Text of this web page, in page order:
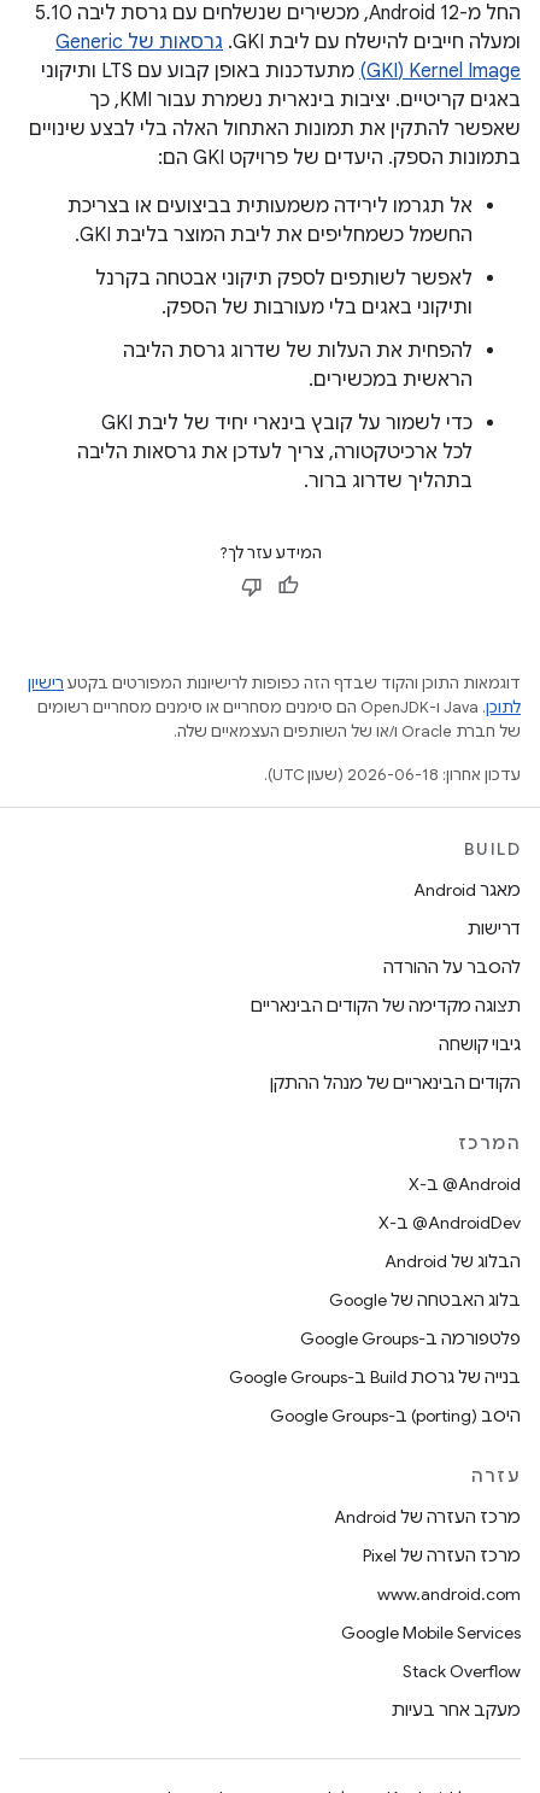
החל מ-Android 12, מכשירים שנשלחים עם גרסת ליבה 5.10
ומעלה חייבים להישלח עם ליבת GKI.
גרסאות של Generic
Kernel Image‏ (GKI)
מתעדכנות באופן קבוע עם LTS ותיקוני
באגים קריטיים. יציבות בינארית נשמרת עבור KMI, כך
שאפשר להתקין את תמונות האתחול האלה בלי לבצע שינויים
בתמונות הספק. היעדים של פרויקט GKI הם:
אל תגרמו לירידה משמעותית בביצועים או בצריכת
החשמל כשמחליפים את ליבת המוצר בליבת GKI.
לאפשר לשותפים לספק תיקוני אבטחה בקרנל
ותיקוני באגים בלי מעורבות של הספק.
להפחית את העלות של שדרוג גרסת הליבה
הראשית במכשירים.
כדי לשמור על קובץ בינארי יחיד של ליבת GKI
לכל ארכיטקטורה, צריך לעדכן את גרסאות הליבה
בתהליך שדרוג ברור.
המידע עזר לך?
דוגמאות התוכן והקוד שבדף הזה כפופות לרישיונות המפורטים בקטע רישיון
לתוכן
.‏ Java ו-OpenJDK הם סימנים מסחריים או סימנים מסחריים רשומים
של חברת Oracle ו/או של השותפים העצמאיים שלה.
עדכון אחרון: 2026-06-18 (שעון UTC).
BUILD
מאגר Android
דרישות
להסבר על ההורדה
תצוגה מקדימה של הקודים הבינאריים
גיבוי קושחה
הקודים הבינאריים של מנהל ההתקן
המרכז
‫‎@Android ב-X
‫‎@AndroidDev ב-X
הבלוג של Android
בלוג האבטחה של Google
פלטפורמה ב-Google Groups
בנייה של גרסת Build ב-Google Groups
היסב (porting) ב-Google Groups
עזרה
מרכז העזרה של Android
מרכז העזרה של Pixel
www.android.com
Google Mobile Services
Stack Overflow
מעקב אחר בעיות